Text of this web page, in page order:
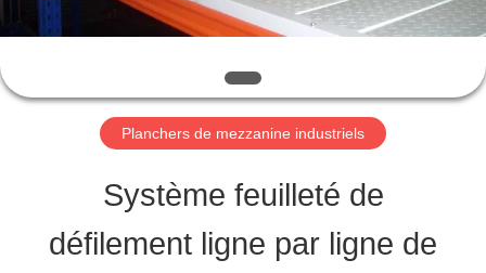
VISITE
D'USINE
CONTRÔLE
Planchers de mezzanine industriels
Système feuilleté de
défilement ligne par ligne de